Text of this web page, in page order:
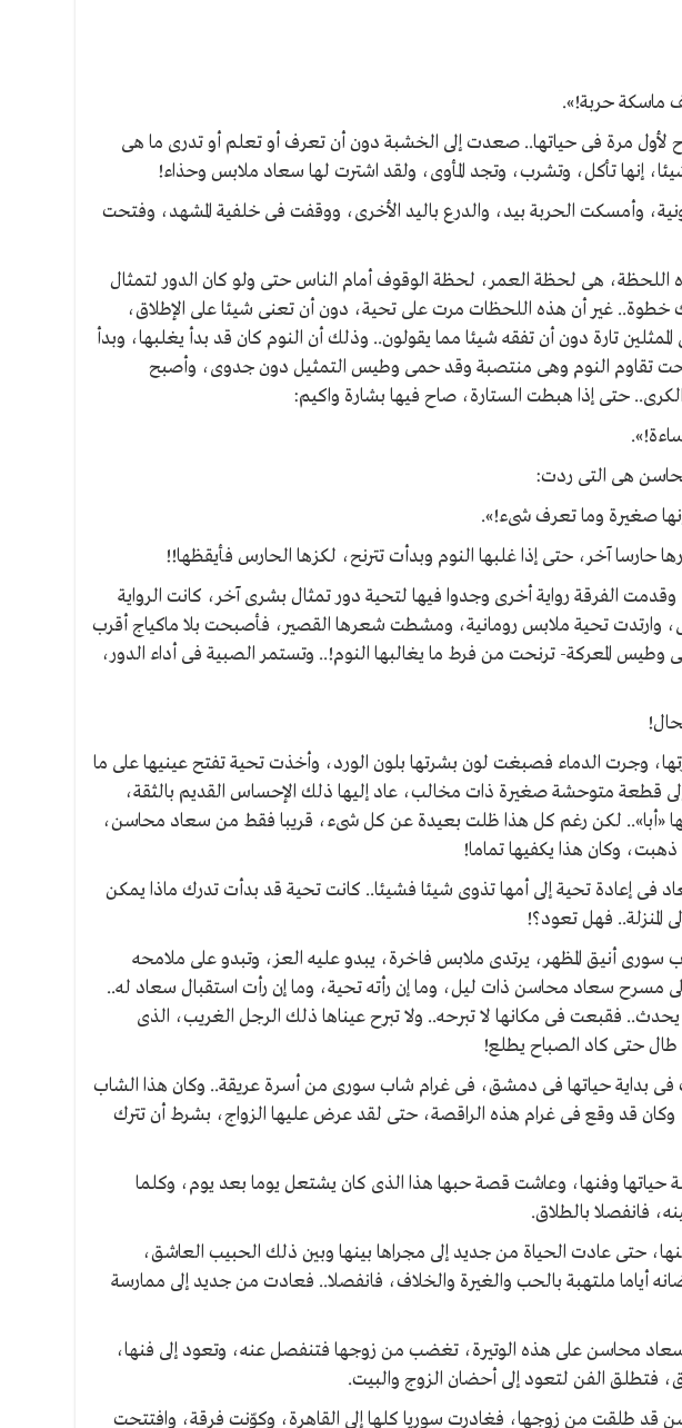
ماسكة حربة!».
لأول مرة فى حياتها.. صعدت إلى الخشبة دون أن تعرف أو تعلم أو تدرى ما هى
إنها تأكل، وتشرب، وتجد المأوى، ولقد اشترت لها سعاد ملابس وحذاء!
وأمسكت الحربة بيد، والدرع باليد الأخرى، ووقفت فى خلفية المشهد، وفتحت
هى لحظة العمر، لحظة الوقوف أمام الناس حتى ولو كان الدور لتمثال
خطوة.. غير أن هذه اللحظات مرت على تحية، دون أن تعنى شيئا على الإطلاق،
الممثلين تارة دون أن تفقه شيئا مما يقولون.. وذلك أن النوم كان قد بدأ يغلبها، وبدأ
تقاوم النوم وهى منتصبة وقد حمى وطيس التمثيل دون جدوى، وأصبح
حتى إذا هبطت الستارة، صاح فيها بشارة واكيم:
هى التى ردت:
صغيرة وما تعرف شىء!».
حارسا آخر، حتى إذا غلبها النوم وبدأت تترنح، لكزها الحارس فأيقظها!!
الفرقة رواية أخرى وجدوا فيها لتحية دور تمثال بشرى آخر، كانت الرواية
وارتدت تحية ملابس رومانية، ومشطت شعرها القصير، فأصبحت بلا ماكياج أقرب
وطيس المعركة- ترنحت من فرط ما يغالبها النوم!.. وتستمر الصبية فى أداء الدور،
وجرت الدماء فصبغت لون بشرتها بلون الورد، وأخذت تحية تفتح عينيها على ما
قطعة متوحشة صغيرة ذات مخالب، عاد إليها ذلك الإحساس القديم بالثقة،
«أبا».. لكن رغم كل هذا ظلت بعيدة عن كل شىء، قريبا فقط من سعاد محاسن،
ذهبت، وكان هذا يكفيها تماما!
فى إعادة تحية إلى أمها تذوى شيئا فشيئا.. كانت تحية قد بدأت تدرك ماذا يمكن
المنزلة.. فهل تعود؟!
أنيق المظهر، يرتدى ملابس فاخرة، يبدو عليه العز، وتبدو على ملامحه
مسرح سعاد محاسن ذات ليل، وما إن رأته تحية، وما إن رأت استقبال سعاد له..
فقبعت فى مكانها لا تبرحه.. ولا تبرح عيناها ذلك الرجل الغريب، الذى
حتى كاد الصباح يطلع!
بداية حياتها فى دمشق، فى غرام شاب سورى من أسرة عريقة.. وكان هذا الشاب
وكان قد وقع فى غرام هذه الراقصة، حتى لقد عرض عليها الزواج، بشرط أن تترك
وفنها، وعاشت قصة حبها هذا الذى كان يشتعل يوما بعد يوم، وكلما
فانفصلا بالطلاق.
حتى عادت الحياة من جديد إلى مجراها بينها وبين ذلك الحبيب العاشق،
أياما ملتهبة بالحب والغيرة والخلاف، فانفصلا.. فعادت من جديد إلى ممارسة
محاسن على هذه الوتيرة، تغضب من زوجها فتنفصل عنه، وتعود إلى فنها،
فتطلق الفن لتعود إلى أحضان الزوج والبيت.
قد طلقت من زوجها، فغادرت سوريا كلها إلى القاهرة، وكوّنت فرقة، وافتتحت